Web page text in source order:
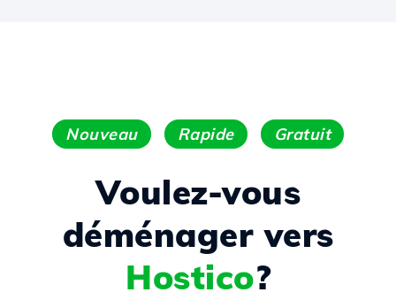
Nouveau Rapide Gratuit
Voulez-vous
déménager vers
Hostico?